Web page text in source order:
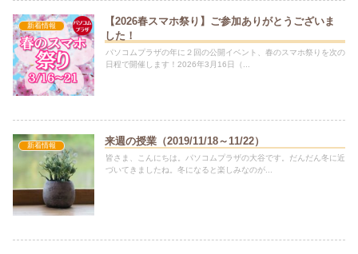
新着情報
【2026春スマホ祭り】ご参加ありがとうございま
した！
パソコムプラザの年に２回の公開イベント、春のスマホ祭りを次の
日程で開催します！2026年3月16日（...
新着情報 来週の授業（2019/11/18～11/22）
皆さま、こんにちは。パソコムプラザの大谷です。だんだん冬に近
づいてきましたね。冬になると楽しみなのが...